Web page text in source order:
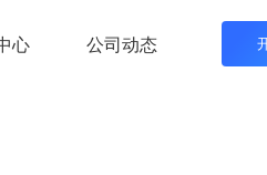
心 公司动态